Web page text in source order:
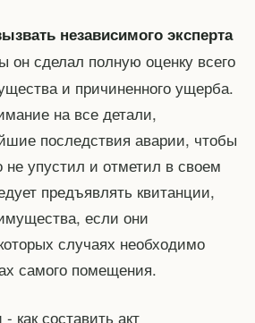
независимого эксперта
он сделал полную оценку всего
и причиненного ущерба.
на все детали,
последствия аварии, чтобы
не упустил и отметил в своем
предъявлять квитанции,
если они
случаях необходимо
самого помещения.